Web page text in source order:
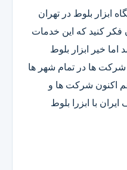
ابزار بلوط در تهران
کنید که این خدمات
خیر ابزار بلوط
شرکت ها در تمام شهر ها
اکنون شرکت ها و
با ابزرا بلوط